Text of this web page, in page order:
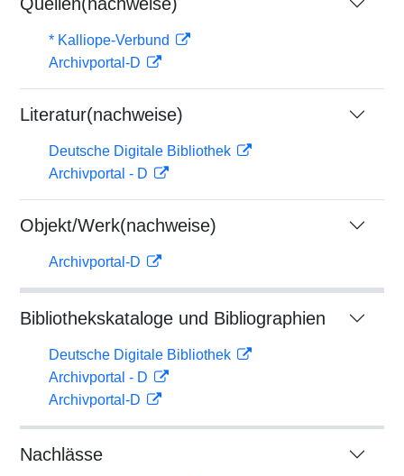
* Kalliope-Verbund
Archivportal-D
Literatur(nachweise)
Deutsche Digitale Bibliothek
Archivportal - D
Objekt/Werk(nachweise)
Archivportal-D
Bibliothekskataloge und Bibliographien
Deutsche Digitale Bibliothek
Archivportal - D
Archivportal-D
Nachlässe